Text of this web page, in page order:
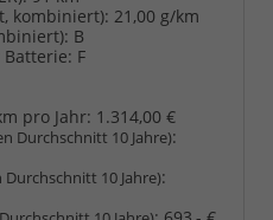
kombiniert): 21,00 g/km
B
F
pro Jahr: 1.314,00 €
Durchschnitt 10 Jahre):
Durchschnitt 10 Jahre):